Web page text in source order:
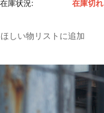
在庫状況:
在庫切れ
ほしい物リストに追加